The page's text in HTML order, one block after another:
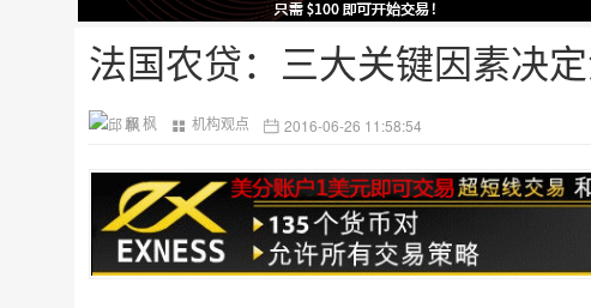
法国农贷：三大关键因素决
邱 枫 机构观点 2016-06-26 11:58:54